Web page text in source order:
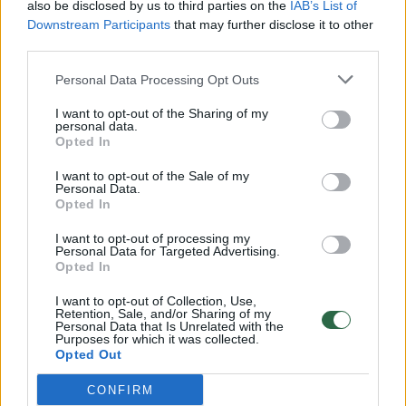
also be disclosed by us to third parties on the IAB’s List of
Downstream Participants that may further disclose it to other
Personal Data Processing Opt Outs
I want to opt-out of the Sharing of my
personal data.
Opted In
I want to opt-out of the Sale of my
Personal Data.
Opted In
I want to opt-out of processing my
Personal Data for Targeted Advertising.
Opted In
I want to opt-out of Collection, Use,
Retention, Sale, and/or Sharing of my
Personal Data that Is Unrelated with the
Purposes for which it was collected.
Opted Out
CONFIRM
Žinios | Lietuvos diena
Savaitės vidurys nusimato karštas: temperatūra kils iki
Žinios | Orai
00:00:59
Nufilmavo, kaip patvino Vilniaus Vakarinis aplinkkelis:
vaizdas pribloškia
Žinios | Lietuvos diena
Avarija Vilniuje: į stotelę įsirėžęs automobilis sužalojo
dvi moteris
Žinios | Lietuvos diena